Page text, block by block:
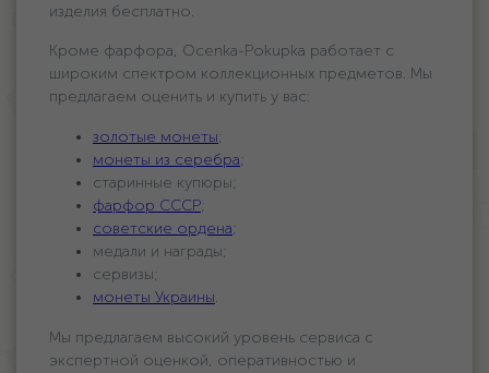
изделия бесплатно.
Кроме фарфора, Ocenka-Pokupka работает с
широким спектром коллекционных предметов. Мы
предлагаем оценить и купить у вас:
золотые монеты;
монеты из серебра;
старинные купюры;
фарфор СССР;
советские ордена;
медали и награды;
сервизы;
монеты Украины.
Мы предлагаем высокий уровень сервиса с
экспертной оценкой, оперативностью и